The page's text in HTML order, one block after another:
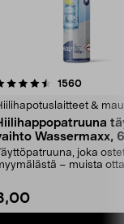
1560
&
Wassermaxx,
joka
– muista
4.5viidestä